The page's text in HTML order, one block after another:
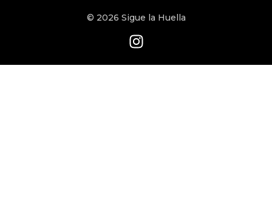
© 2026 Sigue la Huella